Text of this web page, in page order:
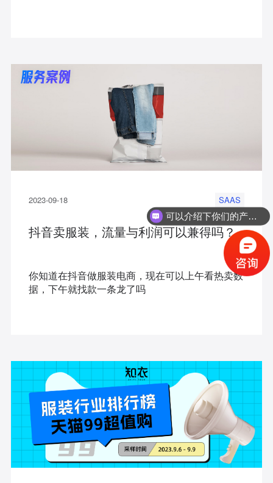
2023-09-18 SAAS
抖音卖服装，流量与利润可以兼得吗？
你知道在抖音做服装电商，现在可以上午看热卖数
据，下午就找款一条龙了吗
可以介绍下你们的产品么？